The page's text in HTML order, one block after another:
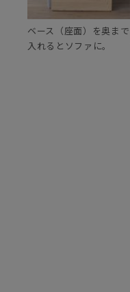
ベース（座面）を奥まで
入れるとソファに。